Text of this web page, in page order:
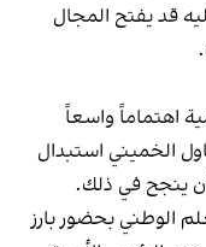
قد يفتح المجال
اهتماماً واسعاً
الخميني استبدال
أن ينجح في ذلك.
الوطني بحضور بارز